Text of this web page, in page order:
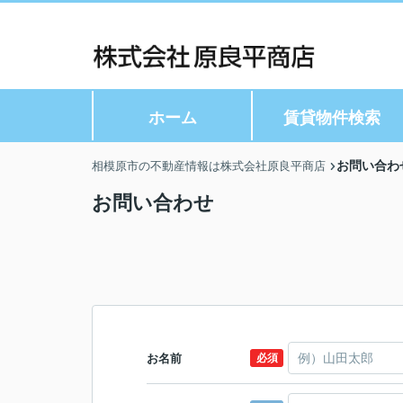
ホーム 賃貸物件検索
相模原市の不動産情報は株式会社原良平商店 お問い合わ
お問い合わせ
お名前 必須